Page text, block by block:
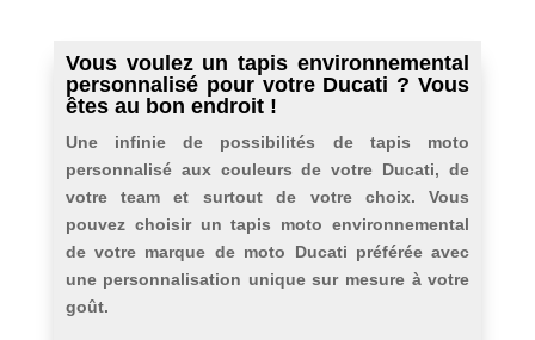
Vous voulez un tapis environnemental
personnalisé pour votre Ducati ? Vous
êtes au bon endroit !
Une infinie de possibilités de tapis moto
personnalisé aux couleurs de votre Ducati, de
votre team et surtout de votre choix. Vous
pouvez choisir un tapis moto environnemental
de votre marque de moto Ducati préférée avec
une personnalisation unique sur mesure à votre
goût.